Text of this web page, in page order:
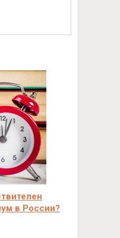
в России?